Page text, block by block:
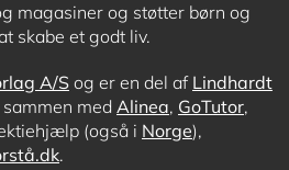
magasiner og støtter børn og
skabe et godt liv.
A/S og er en del af Lindhardt
sammen med Alinea, GoTutor,
(også i Norge),
.